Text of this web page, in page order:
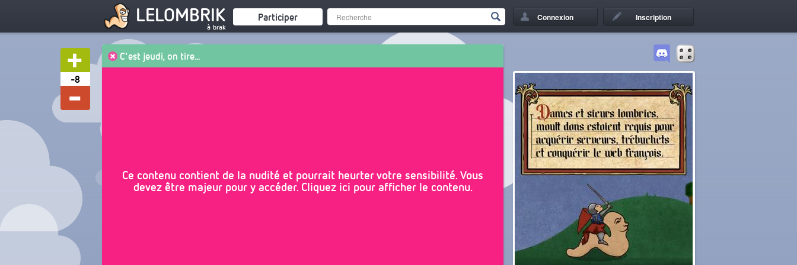
LELOMBRIK
à brak
Participer Connexion Inscription
-8
C'est jeudi, on tire...
Ce contenu contient de la nudité et pourrait heurter votre sensibilité. Vous
devez être majeur pour y accéder. Cliquez ici pour afficher le contenu.